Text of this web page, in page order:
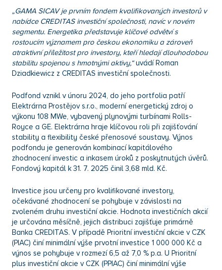
„GAMA SICAV je prvním fondem kvalifikovaných investorů v
nabídce CREDITAS investiční společnosti, navíc v novém
segmentu. Energetika představuje klíčové odvětví s
rostoucím významem pro českou ekonomiku a zároveň
atraktivní příležitost pro investory, kteří hledají dlouhodobou
stabilitu spojenou s hmotnými aktivy,“uvádí Roman
Dziadkiewicz z CREDITAS investiční společnosti.
Podfond vznikl v únoru 2024, do jeho portfolia patří
Elektrárna Prostějov s.r.o., moderní energetický zdroj o
výkonu 108 MWe, vybavený plynovými turbínami Rolls-
Royce a GE. Elektrárna hraje klíčovou roli při zajišťování
stability a flexibility české přenosové soustavy. Výnos
podfondu je generován kombinací kapitálového
zhodnocení investic a inkasem úroků z poskytnutých úvěrů.
Fondový kapitál k 31. 7. 2025 činil 3,68 mld. Kč.
Investice jsou určeny pro kvalifikované investory,
očekávané zhodnocení se pohybuje v závislosti na
zvoleném druhu investiční akcie. Hodnota investičních akcií
je určována měsíčně, jejich distribuci zajišťuje primárně
Banka CREDITAS. V případě Prioritní investiční akcie v CZK
(PIAC) činí minimální výše prvotní investice 1 000 000 Kč a
výnos se pohybuje v rozmezí 6,5 až 7,0 % p.a. U Prioritní
plus investiční akcie v CZK (PPIAC) činí minimální výše